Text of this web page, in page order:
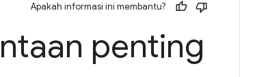
Apakah informasi ini membantu?
penting